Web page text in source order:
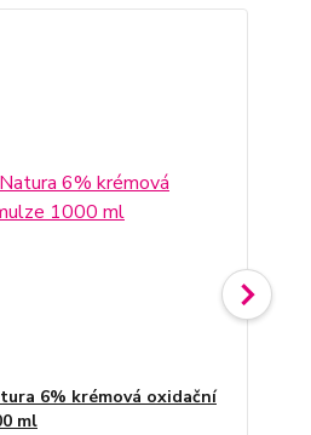
6% krémová oxidační
ml